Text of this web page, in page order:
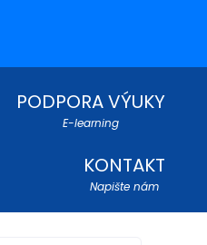
PODPORA VÝUKY
E-learning
KONTAKT
Napište nám